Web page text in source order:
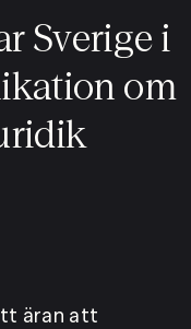
Sverige i
om
äran att